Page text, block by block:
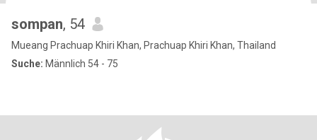
sompan, 54
Mueang Prachuap Khiri Khan, Prachuap Khiri Khan, Thailand
Suche: Männlich 54 - 75